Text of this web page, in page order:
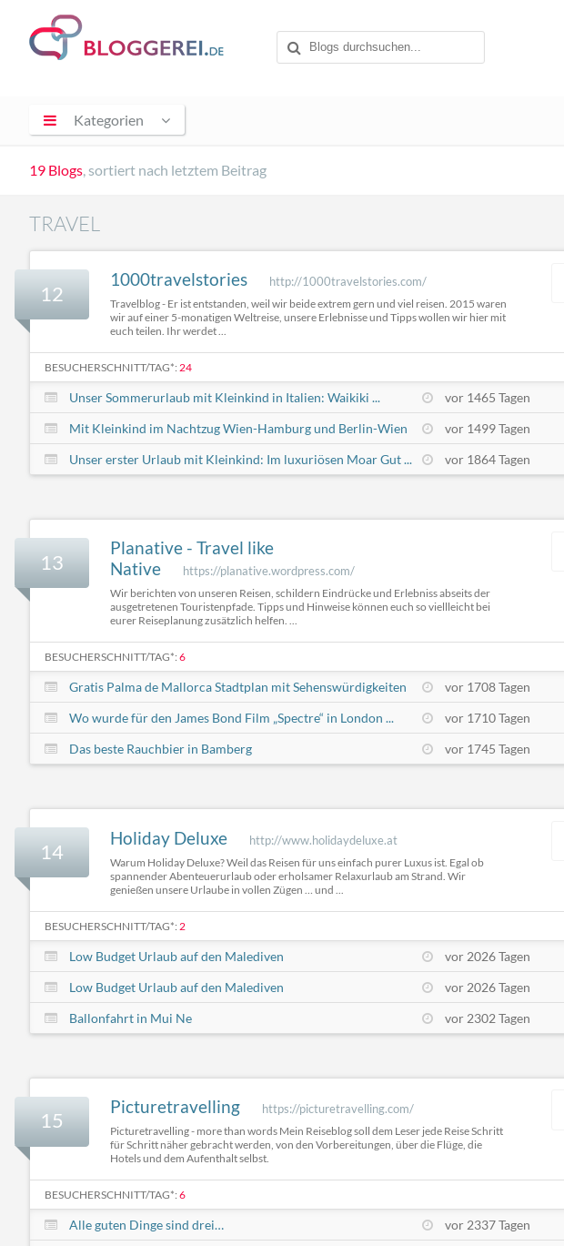
Kategorien
19 Blogs, sortiert nach letztem Beitrag
TRAVEL
12
1000travelstories http://1000travelstories.com/
Travelblog - Er ist entstanden, weil wir beide extrem gern und viel reisen. 2015 waren
wir auf einer 5-monatigen Weltreise, unsere Erlebnisse und Tipps wollen wir hier mit
euch teilen. Ihr werdet ...
BESUCHERSCHNITT/TAG*: 24
Unser Sommerurlaub mit Kleinkind in Italien: Waikiki ... vor 1465 Tagen
Mit Kleinkind im Nachtzug Wien-Hamburg und Berlin-Wien
vor 1499 Tagen
Unser erster Urlaub mit Kleinkind: Im luxuriösen Moar Gut ...
vor 1864 Tagen
13
Planative - Travel like
Native
https://planative.wordpress.com/
Wir berichten von unseren Reisen, schildern Eindrücke und Erlebniss abseits der
ausgetretenen Touristenpfade. Tipps und Hinweise können euch so viellleicht bei
eurer Reiseplanung zusätzlich helfen. ...
BESUCHERSCHNITT/TAG*: 6
Gratis Palma de Mallorca Stadtplan mit Sehenswürdigkeiten vor 1708 Tagen
Wo wurde für den James Bond Film „Spectre“ in London ...
vor 1710 Tagen
Das beste Rauchbier in Bamberg
vor 1745 Tagen
14
Holiday Deluxe http://www.holidaydeluxe.at
Warum Holiday Deluxe? Weil das Reisen für uns einfach purer Luxus ist. Egal ob
spannender Abenteuerurlaub oder erholsamer Relaxurlaub am Strand. Wir
genießen unsere Urlaube in vollen Zügen … und ...
BESUCHERSCHNITT/TAG*: 2
Low Budget Urlaub auf den Malediven vor 2026 Tagen
Low Budget Urlaub auf den Malediven
vor 2026 Tagen
Ballonfahrt in Mui Ne
vor 2302 Tagen
15
Picturetravelling https://picturetravelling.com/
Picturetravelling - more than words Mein Reiseblog soll dem Leser jede Reise Schritt
für Schritt näher gebracht werden, von den Vorbereitungen, über die Flüge, die
Hotels und dem Aufenthalt selbst.
BESUCHERSCHNITT/TAG*: 6
Alle guten Dinge sind drei… vor 2337 Tagen